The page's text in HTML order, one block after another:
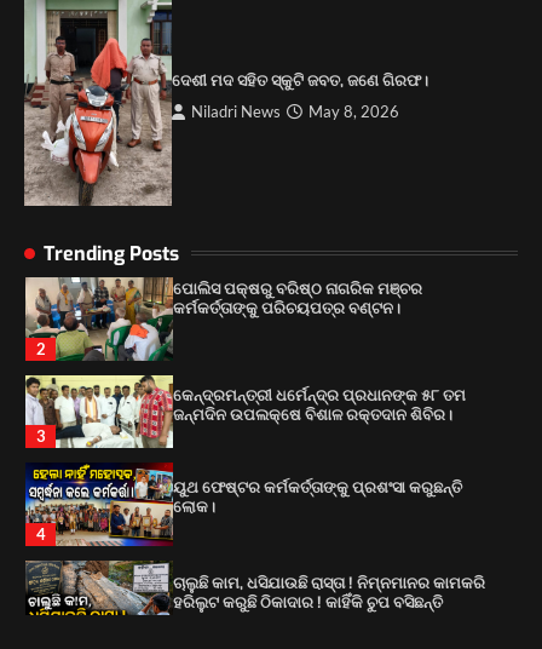
ଦେଶୀ ମଦ ସହିତ ସ୍କୁଟି ଜବତ, ଜଣେ ଗିରଫ।
Niladri News May 8, 2026
Trending Posts
4
1
ହରିଲୁଟ କରୁଛି ଠିକାଦାର ! କାହିଁକି ଚୁପ ବସିଛନ୍ତି
ଅଧିକାରୀ?
2
3
କେନ୍ଦ୍ରମନ୍ତ୍ରୀ ଧର୍ମେନ୍ଦ୍ର ପ୍ରଧାନଙ୍କ ୫୮ ତମ
ଜନ୍ମଦିନ ଉପଲକ୍ଷେ ବିଶାଳ ରକ୍ତଦାନ ଶିବିର।
4
ୟୁଥ ଫେଷ୍ଟର କର୍ମକର୍ତ୍ତାଙ୍କୁ ପ୍ରଶଂସା କରୁଛନ୍ତି
ଲୋକ।
1
ଚାଲୁଛି କାମ, ଧସିଯାଉଛି ରାସ୍ତା ! ନିମ୍ନମାନର କାମକରି
ହରିଲୁଟ କରୁଛି ଠିକାଦାର ! କାହିଁକି ଚୁପ ବସିଛନ୍ତି
ଅଧିକାରୀ?
ପୋଲିସ ପକ୍ଷରୁ ବରିଷ୍ଠ ନାଗରିକ ମଞ୍ଚର